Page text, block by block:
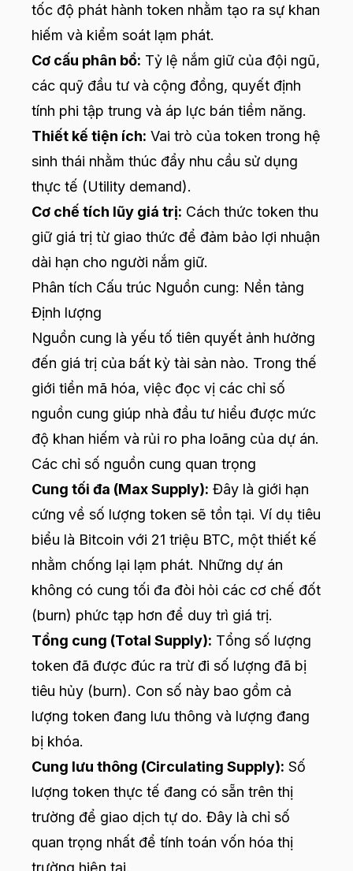
tốc độ phát hành token nhằm tạo ra sự khan
hiếm và kiểm soát lạm phát.
Cơ cấu phân bổ: Tỷ lệ nắm giữ của đội ngũ,
các quỹ đầu tư và cộng đồng, quyết định
tính phi tập trung và áp lực bán tiềm năng.
Thiết kế tiện ích: Vai trò của token trong hệ
sinh thái nhằm thúc đẩy nhu cầu sử dụng
thực tế (Utility demand).
Cơ chế tích lũy giá trị: Cách thức token thu
giữ giá trị từ giao thức để đảm bảo lợi nhuận
dài hạn cho người nắm giữ.
Phân tích Cấu trúc Nguồn cung: Nền tảng
Định lượng
Nguồn cung là yếu tố tiên quyết ảnh hưởng
đến giá trị của bất kỳ tài sản nào. Trong thế
giới tiền mã hóa, việc đọc vị các chỉ số
nguồn cung giúp nhà đầu tư hiểu được mức
độ khan hiếm và rủi ro pha loãng của dự án.
Các chỉ số nguồn cung quan trọng
Cung tối đa (Max Supply): Đây là giới hạn
cứng về số lượng token sẽ tồn tại. Ví dụ tiêu
biểu là Bitcoin với 21 triệu BTC, một thiết kế
nhằm chống lại lạm phát. Những dự án
không có cung tối đa đòi hỏi các cơ chế đốt
(burn) phức tạp hơn để duy trì giá trị.
Tổng cung (Total Supply): Tổng số lượng
token đã được đúc ra trừ đi số lượng đã bị
tiêu hủy (burn). Con số này bao gồm cả
lượng token đang lưu thông và lượng đang
bị khóa.
Cung lưu thông (Circulating Supply): Số
lượng token thực tế đang có sẵn trên thị
trường để giao dịch tự do. Đây là chỉ số
quan trọng nhất để tính toán vốn hóa thị
trường hiện tại.